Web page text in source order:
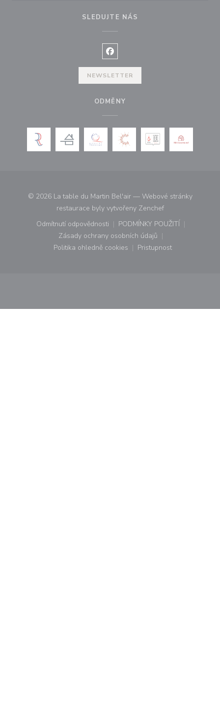
SLEDUJTE NÁS
Facebook ((otevře se v novém
NEWSLETTER
ODMĚNY
© 2026 La table du Martin Bel'air — Webové stránky
restaurace byly vytvořeny Zenchef((otevře se v
Odmítnutí odpovědnosti
((otevře se v novém okně))
PODMÍNKY POUŽITÍ
((otevře se v novém
Zásady ochrany osobních údajů
((otevře se v novém okně))
Politika ohledně cookies
((otevře se v novém okně))
Pristupnost
((otevře se v novém